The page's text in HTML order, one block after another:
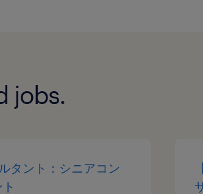
jobs.
タント：シニアコン